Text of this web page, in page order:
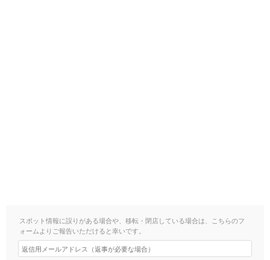
スポット情報に誤りがある場合や、移転・閉店している場合は、こちらのフ
ォームよりご報告いただけると幸いです。